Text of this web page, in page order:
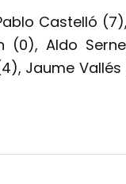
Castelló
(0), Aldo
Jaume